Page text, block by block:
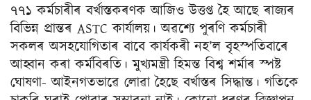
৭৭১ কৰ্মচাৰীৰ বৰ্খাস্তকৰণক আজিও উত্তপ্ত হৈ আছে ৰাজ্যৰ
বিভিন্ন প্ৰান্তৰ ASTC কাৰ্যালয়। অৱশ্যে পুৰণি কৰ্মচাৰী
সকলৰ অসহযোগিতাৰ বাবে কাৰ্যকৰী নহ’ল বৃহস্পতিবাৰে
আহ্বান কৰা কৰ্মবিৰতি। মুখ্যমন্ত্ৰী হিমন্ত বিশ্ব শৰ্মাৰ স্পষ্ট
ঘোষণা- আইনগতভাৱে লোৱা হৈছে বৰ্খাস্তৰ সিদ্ধান্ত। গতিকে